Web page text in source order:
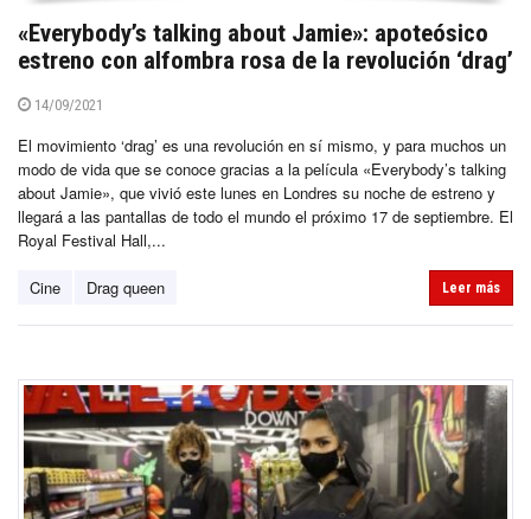
«Everybody’s talking about Jamie»: apoteósico
estreno con alfombra rosa de la revolución ‘drag’
14/09/2021
El movimiento ‘drag’ es una revolución en sí mismo, y para muchos un
modo de vida que se conoce gracias a la película «Everybody’s talking
about Jamie», que vivió este lunes en Londres su noche de estreno y
llegará a las pantallas de todo el mundo el próximo 17 de septiembre. El
Royal Festival Hall,...
Cine Drag queen Leer más